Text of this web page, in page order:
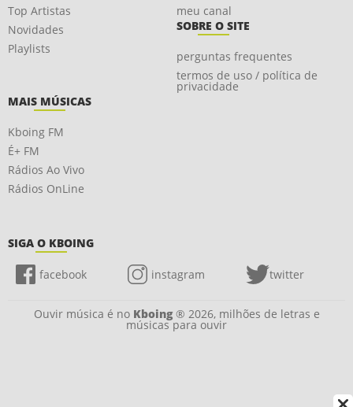
Top Artistas
Novidades
Playlists
meu canal
SOBRE O SITE
perguntas frequentes
termos de uso / política de
privacidade
MAIS MÚSICAS
Kboing FM
É+ FM
Rádios Ao Vivo
Rádios OnLine
SIGA O KBOING
facebook instagram twitter
Ouvir música é no Kboing® 2026, milhões de letras e
músicas para ouvir